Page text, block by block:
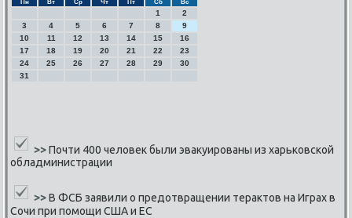
Пн Вт Ср Чт Пт Сб Вс
1
2
3
4 5 6 7 8
9
10
11 12 13 14 15
16
17
18 19 20 21 22
23
24
25 26 27 28 29
30
31
>>Почти 400 человек были эвакуированы из харьковской
обладминистрации
>> В ФСБ заявили о предотвращении терактов на Играх в
Сочи при помощи США и ЕС